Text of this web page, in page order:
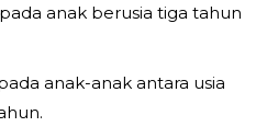
anak berusia tiga tahun
anak-anak antara usia